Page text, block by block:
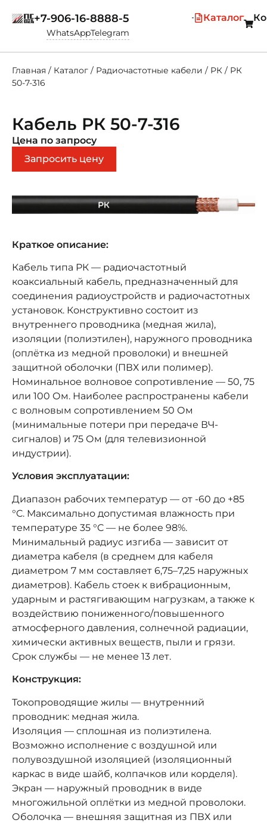
Каталог
+7-906-16-8888-5
WhatsAppTelegram
Главная / Каталог / Радиочастотные кабели / РК / РК
50-7-316
Кабель РК 50-7-316
Цена по запросу
Запросить цену
Краткое описание:
Кабель типа РК — радиочастотный
коаксиальный кабель, предназначенный для
соединения радиоустройств и радиочастотных
установок. Конструктивно состоит из
внутреннего проводника (медная жила),
изоляции (полиэтилен), наружного проводника
(оплётка из медной проволоки) и внешней
защитной оболочки (ПВХ или полимер).
Номинальное волновое сопротивление — 50, 75
или 100 Ом. Наиболее распространены кабели
с волновым сопротивлением 50 Ом
(минимальные потери при передаче ВЧ-
сигналов) и 75 Ом (для телевизионной
индустрии).
Условия эксплуатации:
Диапазон рабочих температур — от -60 до +85
°C. Максимально допустимая влажность при
температуре 35 °C — не более 98%.
Минимальный радиус изгиба — зависит от
диаметра кабеля (в среднем для кабеля
диаметром 7 мм составляет 6,75–7,25 наружных
диаметров). Кабель стоек к вибрационным,
ударным и растягивающим нагрузкам, а также к
воздействию пониженного/повышенного
атмосферного давления, солнечной радиации,
химически активных веществ, пыли и грязи.
Срок службы — не менее 13 лет.
Конструкция:
Токопроводящие жилы — внутренний
проводник: медная жила.
Изоляция — сплошная из полиэтилена.
Возможно исполнение с воздушной или
полувоздушной изоляцией (изоляционный
каркас в виде шайб, колпачков или корделя).
Экран — наружный проводник в виде
многожильной оплётки из медной проволоки.
Оболочка — внешняя защитная из ПВХ или